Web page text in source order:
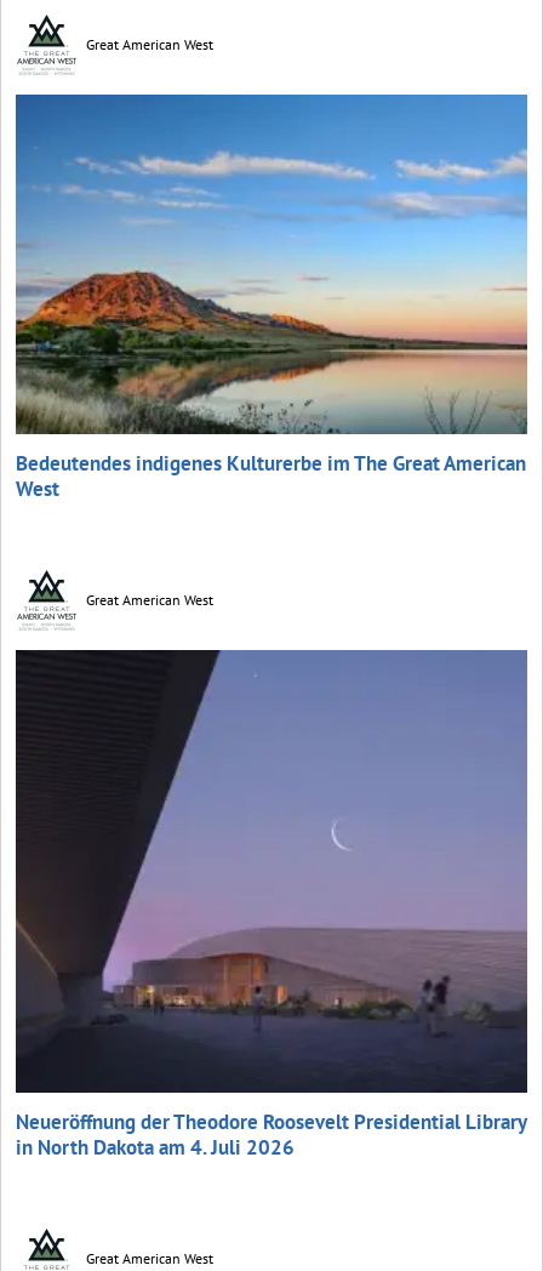
Great American West
Bedeutendes indigenes Kulturerbe im The Great American
West
Great American West
Neueröffnung der Theodore Roosevelt Presidential Library
in North Dakota am 4. Juli 2026
Great American West